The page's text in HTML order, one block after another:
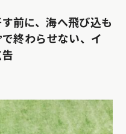
前に、海へ飛び込も
終わらせない、イ